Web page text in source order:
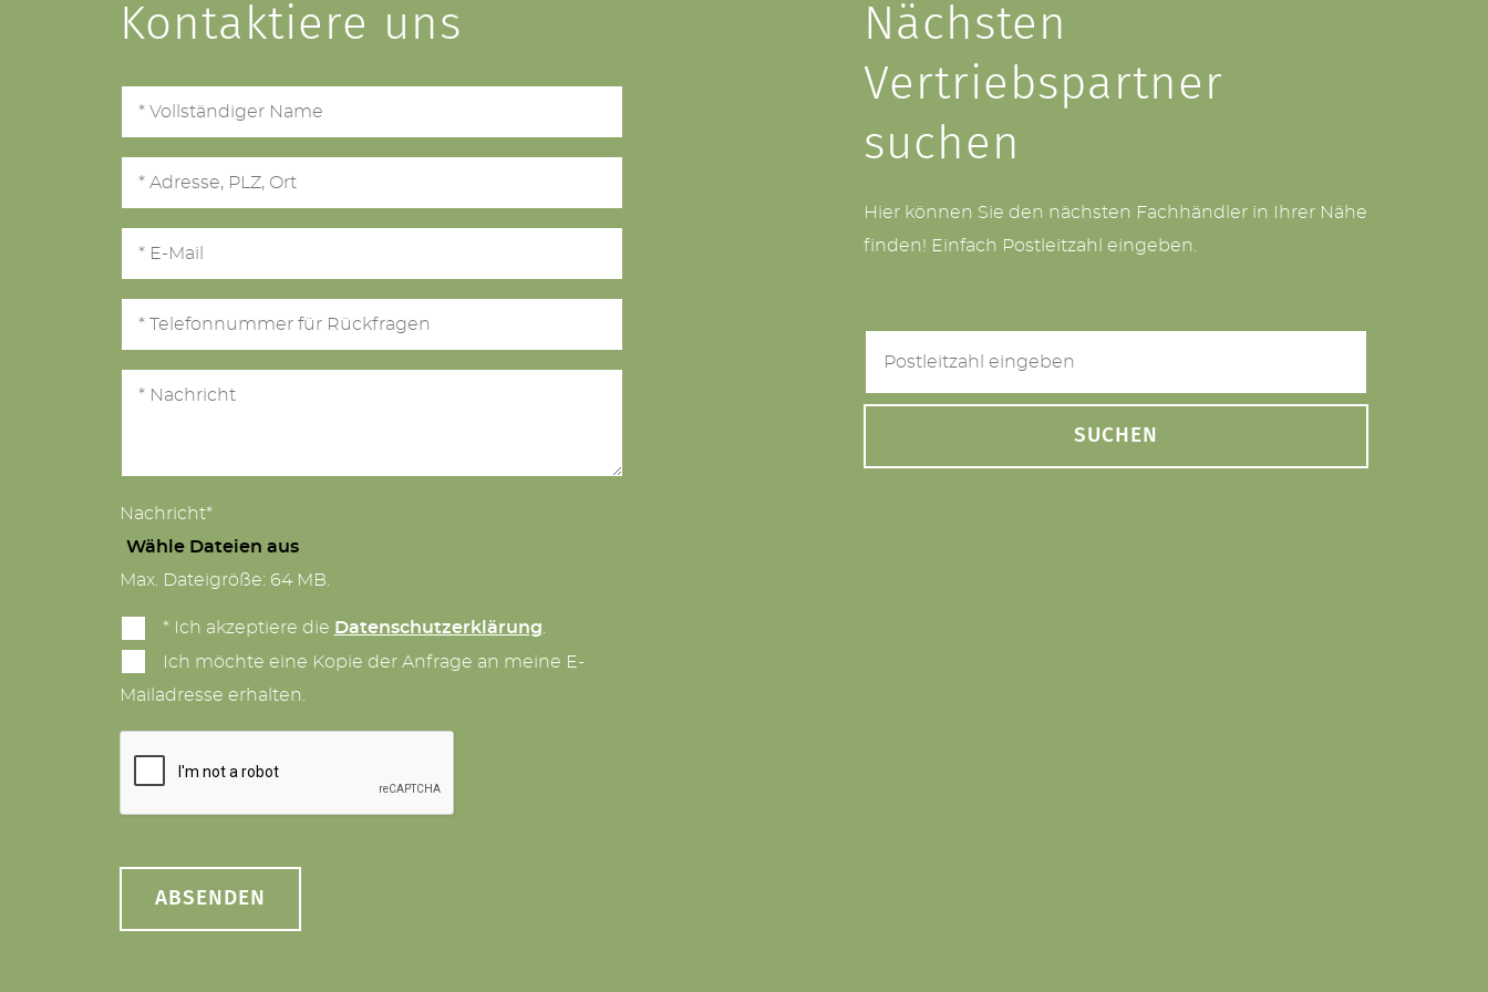
Kontaktiere uns
Nachricht*
Wähle Dateien aus
Max. Dateigröße: 64 MB.
* Ich akzeptiere die Datenschutzerklärung
Ich möchte eine Kopie der Anfrage an meine E-
Mailadresse erhalten.
Nächsten
Vertriebspartner
suchen
Hier können Sie den nächsten Fachhändler in Ihrer Nähe
finden! Einfach Postleitzahl eingeben.
SUCHEN